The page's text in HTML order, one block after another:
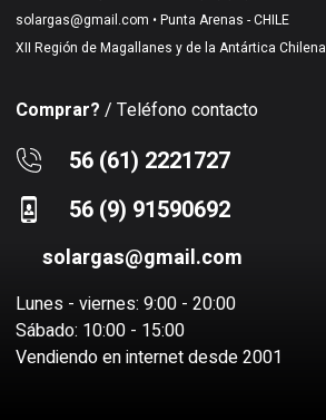
solargas@gmail.com • Punta Arenas - CHILE
XII Región de Magallanes y de la Antártica Chilena
Comprar? / Teléfono contacto
56 (61) 2221727
56 (9) 91590692
solargas@gmail.com
Lunes - viernes: 9:00 - 20:00
Sábado: 10:00 - 15:00
Vendiendo en internet desde 2001